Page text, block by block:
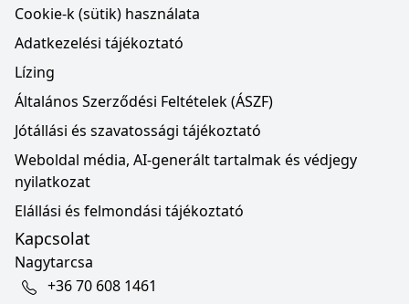
Cookie-k (sütik) használata
Adatkezelési tájékoztató
Lízing
Általános Szerződési Feltételek (ÁSZF)
Jótállási és szavatossági tájékoztató
Weboldal média, AI-generált tartalmak és védjegy
nyilatkozat
Elállási és felmondási tájékoztató
Kapcsolat
Nagytarcsa
+36 70 608 1461